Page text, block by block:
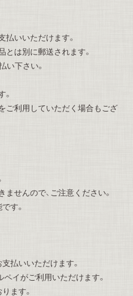
払いいただけます。
とは別に郵送されます。
い下さい。
。
ご利用していただく場合もござ
せんので、ご注意ください。
す。
払いいただけます。
ペイがご利用いただけます。
ます。